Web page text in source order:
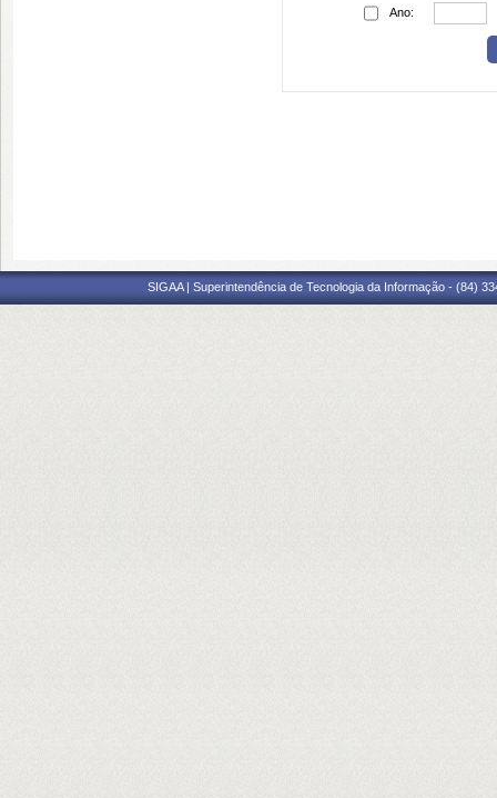
Ano:
SIGAA | Superintendência de Tecnologia da Informação - (84)